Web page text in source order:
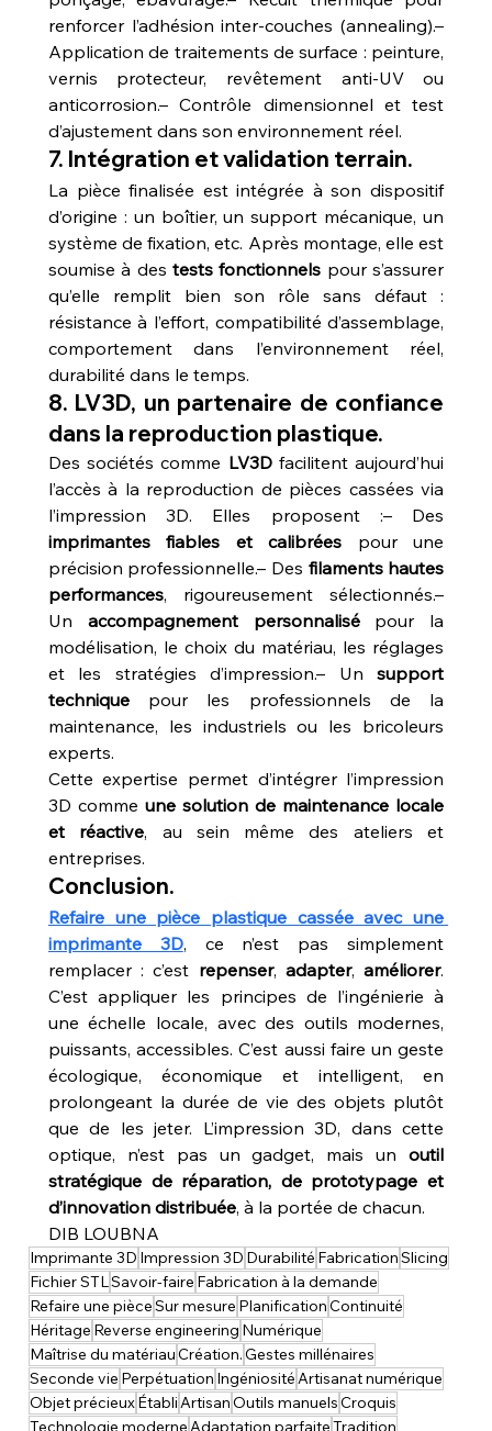
renforcer l’adhésion inter-couches (annealing).–
Application de traitements de surface : peinture,
vernis protecteur, revêtement anti-UV ou
anticorrosion.– Contrôle dimensionnel et test
d’ajustement dans son environnement réel.
7. Intégration et validation terrain.
La pièce finalisée est intégrée à son dispositif
d’origine : un boîtier, un support mécanique, un
système de fixation, etc. Après montage, elle est
soumise à des tests fonctionnels pour s’assurer
qu’elle remplit bien son rôle sans défaut :
résistance à l’effort, compatibilité d’assemblage,
comportement dans l’environnement réel,
durabilité dans le temps.
8. LV3D, un partenaire de confiance
dans la reproduction plastique.
Des sociétés comme LV3D facilitent aujourd’hui
l’accès à la reproduction de pièces cassées via
imprimantes fiables et calibrées pour une
précision professionnelle.– Des filaments hautes
performances, rigoureusement sélectionnés.–
Un accompagnement personnalisé pour la
modélisation, le choix du matériau, les réglages
et les stratégies d’impression.– Un support
technique pour les professionnels de la
maintenance, les industriels ou les bricoleurs
experts.
Cette expertise permet d’intégrer l’impression
3D comme une solution de maintenance locale
et réactive, au sein même des ateliers et
entreprises.
Conclusion.
Refaire une pièce plastique cassée avec une
imprimante 3D, ce n’est pas simplement
remplacer : c’est repenser, adapter, améliorer.
C’est appliquer les principes de l’ingénierie à
une échelle locale, avec des outils modernes,
puissants, accessibles. C’est aussi faire un geste
écologique, économique et intelligent, en
prolongeant la durée de vie des objets plutôt
que de les jeter. L’impression 3D, dans cette
optique, n’est pas un gadget, mais un outil
stratégique de réparation, de prototypage et
d’innovation distribuée, à la portée de chacun.
DIB LOUBNA
Imprimante 3D Impression 3D Durabilité FabricationSlicing
Fichier STLSavoir-faire Fabrication à la demande
Refaire une pièceSur mesure PlanificationContinuité
Héritage Reverse engineering Numérique
Maîtrise du matériauCréation.Gestes millénaires
Seconde vie Perpétuation IngéniositéArtisanat numérique
Objet précieuxÉtabliArtisanOutils manuelsCroquis
Technologie moderneAdaptation parfaiteTradition